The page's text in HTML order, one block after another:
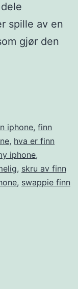
spille av en
gjør den
iphone, finn
, hva er finn
iphone,
, skru av finn
, swappie finn